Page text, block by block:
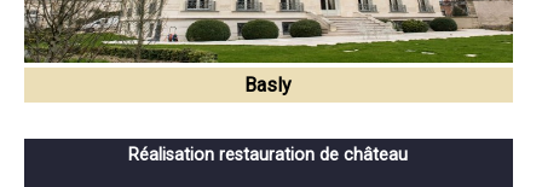
Basly
Réalisation restauration de château